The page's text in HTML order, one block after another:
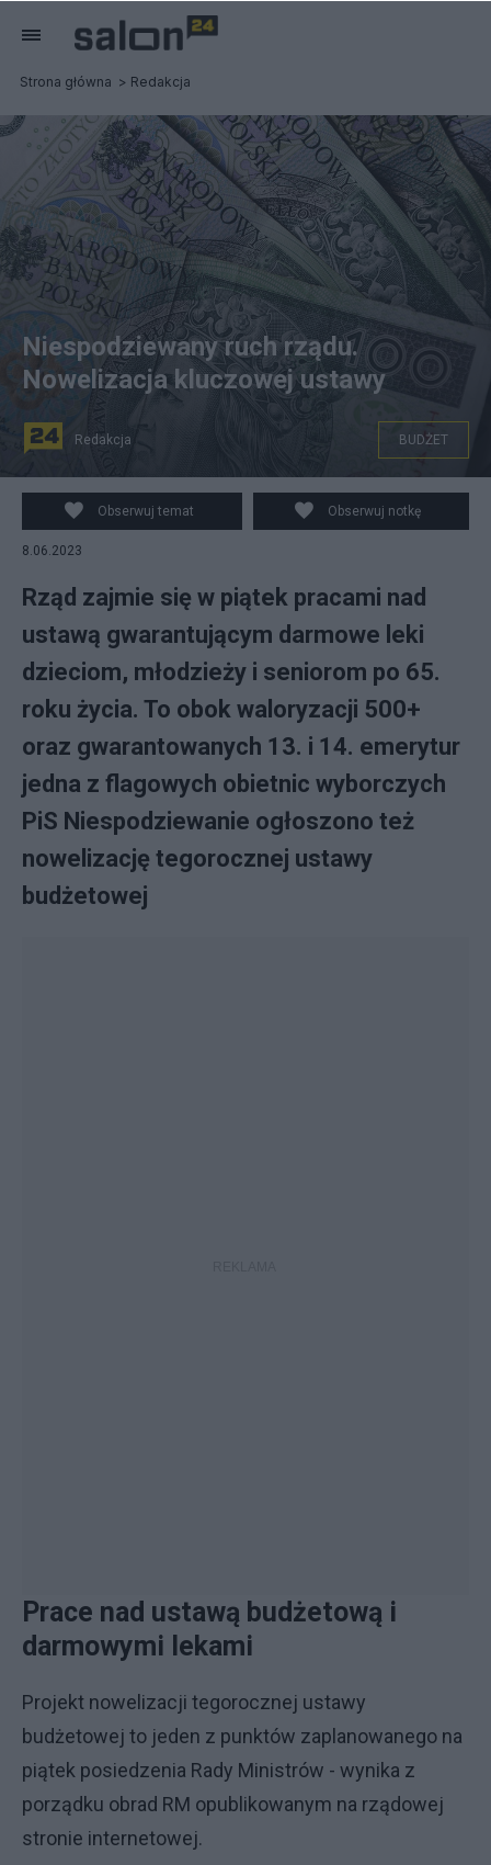
Strona główna Redakcja
źródło zdjęcia: Pixabay.com
Niespodziewany ruch rządu.
Nowelizacja kluczowej ustawy
Redakcja BUDŻET
Obserwuj temat Obserwuj notkę
8.06.2023
Rząd zajmie się w piątek pracami nad
ustawą gwarantującym darmowe leki
dzieciom, młodzieży i seniorom po 65.
roku życia. To obok waloryzacji 500+
oraz gwarantowanych 13. i 14. emerytur
jedna z flagowych obietnic wyborczych
PiS Niespodziewanie ogłoszono też
nowelizację tegorocznej ustawy
budżetowej
Prace nad ustawą budżetową i
darmowymi lekami
Projekt nowelizacji tegorocznej ustawy
budżetowej to jeden z punktów zaplanowanego na
piątek posiedzenia Rady Ministrów - wynika z
porządku obrad RM opublikowanym na rządowej
stronie internetowej.